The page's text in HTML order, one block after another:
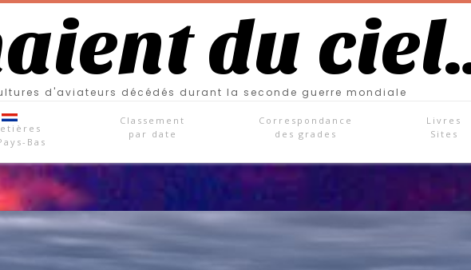
du
d'aviateurs décédés durant la seconde guerre mondiale
Bas
Classement
par date
Correspondance
des grades
Livres
Sites